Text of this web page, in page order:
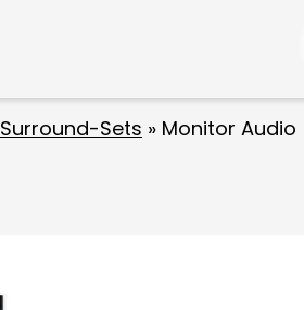
Surround-Sets » Monitor Audio